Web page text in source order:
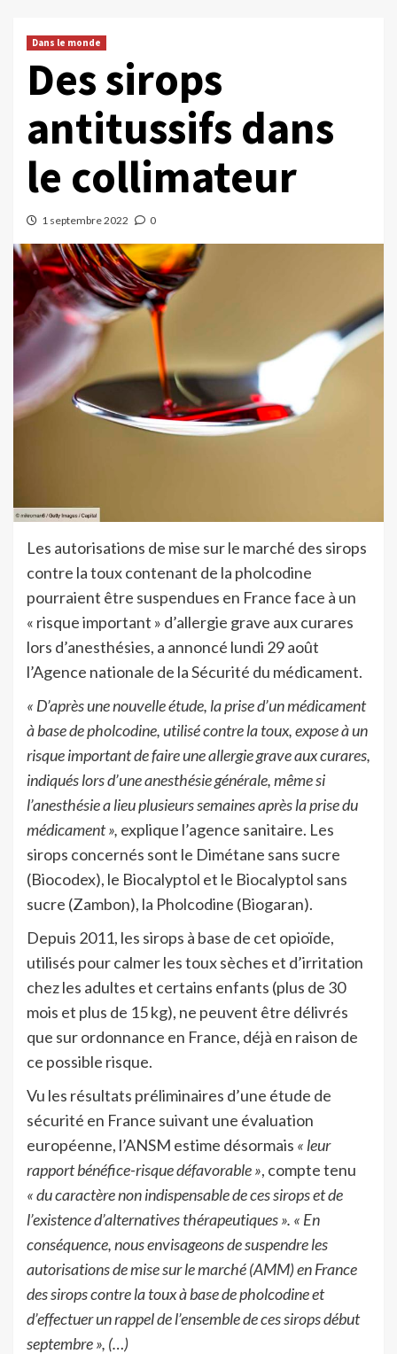
Dans le monde
Des sirops
antitussifs dans
le collimateur
1 septembre 2022 0
Les autorisations de mise sur le marché des sirops
contre la toux contenant de la pholcodine
pourraient être suspendues en France face à un
« risque important » d’allergie grave aux curares
lors d’anesthésies, a annoncé lundi 29 août
l’Agence nationale de la Sécurité du médicament.
« D’après une nouvelle étude, la prise d’un médicament
à base de pholcodine, utilisé contre la toux, expose à un
risque important de faire une allergie grave aux curares,
indiqués lors d’une anesthésie générale, même si
l’anesthésie a lieu plusieurs semaines après la prise du
médicament », explique l’agence sanitaire. Les
sirops concernés sont le Dimétane sans sucre
(Biocodex), le Biocalyptol et le Biocalyptol sans
sucre (Zambon), la Pholcodine (Biogaran).
Depuis 2011, les sirops à base de cet opioïde,
utilisés pour calmer les toux sèches et d’irritation
chez les adultes et certains enfants (plus de 30
mois et plus de 15 kg), ne peuvent être délivrés
que sur ordonnance en France, déjà en raison de
ce possible risque.
Vu les résultats préliminaires d’une étude de
sécurité en France suivant une évaluation
européenne, l’ANSM estime désormais « leur
rapport bénéfice-risque défavorable », compte tenu
« du caractère non indispensable de ces sirops et de
l’existence d’alternatives thérapeutiques ». « En
conséquence, nous envisageons de suspendre les
autorisations de mise sur le marché (AMM) en France
des sirops contre la toux à base de pholcodine et
d’effectuer un rappel de l’ensemble de ces sirops début
septembre », (…)